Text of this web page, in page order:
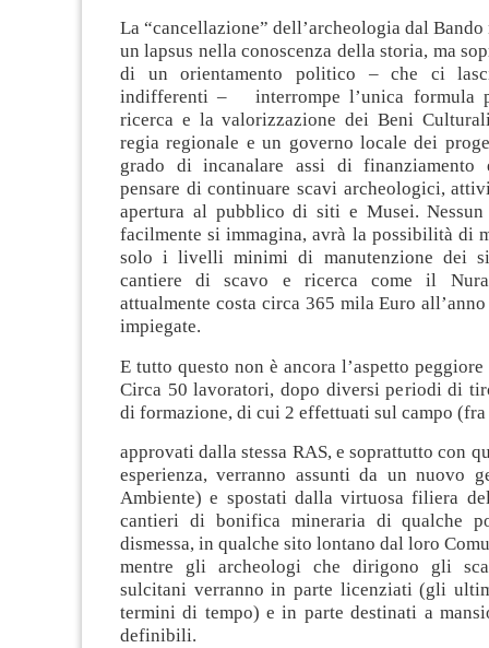
La “cancellazione” dell’archeologia dal
un lapsus nella conoscenza della storia, ma
di un orientamento politico – che ci
indifferenti – interrompe l’unica formula
ricerca e la valorizzazione dei Beni
regia regionale e un governo locale dei
grado di incanalare assi di finanziamento
pensare di continuare scavi archeologici,
apertura al pubblico di siti e Musei. Nessun
facilmente si immagina, avrà la possibilità di
solo i livelli minimi di manutenzione dei
cantiere di scavo e ricerca come il
attualmente costa circa 365 mila Euro
impiegate.
E tutto questo non è ancora l’aspetto
Circa 50 lavoratori, dopo diversi periodi di
di formazione, di cui 2 effettuati sul campo (fra
approvati dalla stessa RAS, e soprattutto con
esperienza, verranno assunti da un nuovo
Ambiente) e spostati dalla virtuosa filiera
cantieri di bonifica mineraria di qualche
dismessa, in qualche sito lontano dal loro
mentre gli archeologi che dirigono gli
sulcitani verranno in parte licenziati (gli
termini di tempo) e in parte destinati a
definibili.